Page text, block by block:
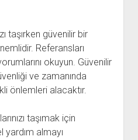
taşırken güvenilir bir
Referansları
okuyun. Güvenilir
ve zamanında
önlemleri alacaktır.
taşımak için
almayı